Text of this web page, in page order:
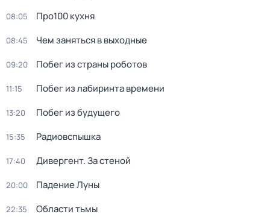
08:05 Про100 кухня
08:45 Чем заняться в выходные
09:20 Побег из страны роботов
11:15 Побег из лабиринта времени
13:20 Побег из будущего
15:35 Радиовспышка
17:40 Дивергент. За стеной
20:00 Падение Луны
22:35 Области тьмы